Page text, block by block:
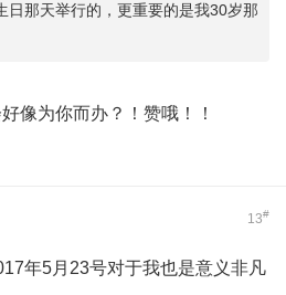
日那天举行的，更重要的是我30岁那
像为你而办？！赞哦！！
13#
年5月23号对于我也是意义非凡